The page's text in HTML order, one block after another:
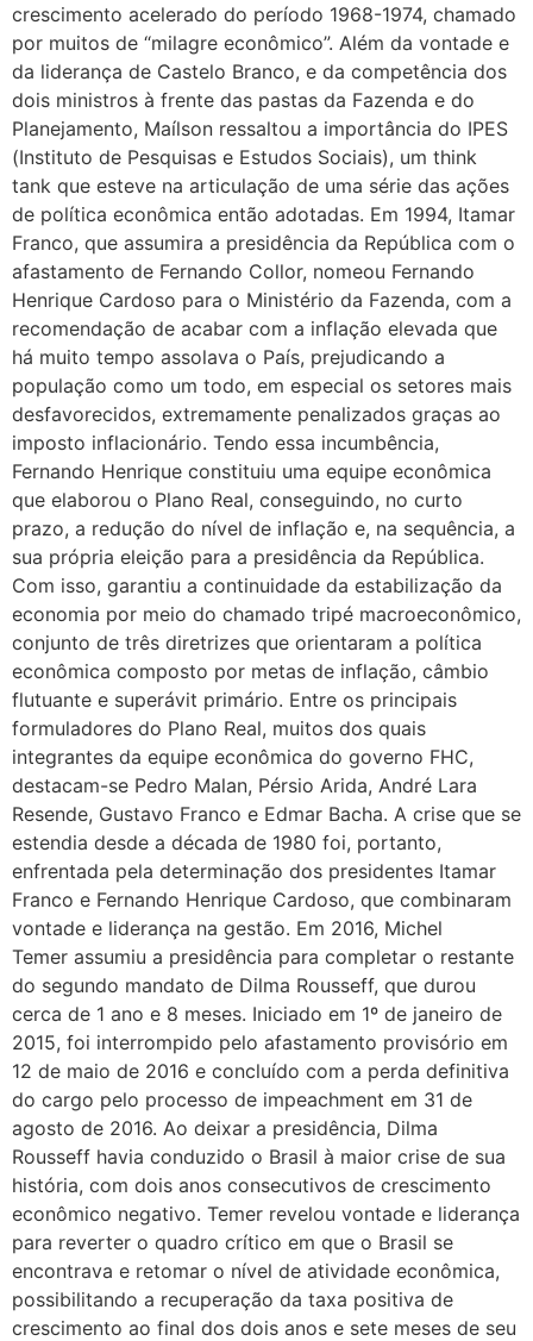
crescimento acelerado do período 1968-1974, chamado
por muitos de “milagre econômico”. Além da vontade e
da liderança de Castelo Branco, e da competência dos
dois ministros à frente das pastas da Fazenda e do
Planejamento, Maílson ressaltou a importância do IPES
(Instituto de Pesquisas e Estudos Sociais), um think
tank que esteve na articulação de uma série das ações
de política econômica então adotadas. Em 1994, Itamar
Franco, que assumira a presidência da República com o
afastamento de Fernando Collor, nomeou Fernando
Henrique Cardoso para o Ministério da Fazenda, com a
recomendação de acabar com a inflação elevada que
há muito tempo assolava o País, prejudicando a
população como um todo, em especial os setores mais
desfavorecidos, extremamente penalizados graças ao
imposto inflacionário. Tendo essa incumbência,
Fernando Henrique constituiu uma equipe econômica
que elaborou o Plano Real, conseguindo, no curto
prazo, a redução do nível de inflação e, na sequência, a
sua própria eleição para a presidência da República.
Com isso, garantiu a continuidade da estabilização da
economia por meio do chamado tripé macroeconômico,
conjunto de três diretrizes que orientaram a política
econômica composto por metas de inflação, câmbio
flutuante e superávit primário. Entre os principais
formuladores do Plano Real, muitos dos quais
integrantes da equipe econômica do governo FHC,
destacam-se Pedro Malan, Pérsio Arida, André Lara
Resende, Gustavo Franco e Edmar Bacha. A crise que se
estendia desde a década de 1980 foi, portanto,
enfrentada pela determinação dos presidentes Itamar
Franco e Fernando Henrique Cardoso, que combinaram
vontade e liderança na gestão. Em 2016, Michel
Temer assumiu a presidência para completar o restante
do segundo mandato de Dilma Rousseff, que durou
cerca de 1 ano e 8 meses. Iniciado em 1º de janeiro de
2015, foi interrompido pelo afastamento provisório em
12 de maio de 2016 e concluído com a perda definitiva
do cargo pelo processo de impeachment em 31 de
agosto de 2016. Ao deixar a presidência, Dilma
Rousseff havia conduzido o Brasil à maior crise de sua
história, com dois anos consecutivos de crescimento
econômico negativo. Temer revelou vontade e liderança
para reverter o quadro crítico em que o Brasil se
encontrava e retomar o nível de atividade econômica,
possibilitando a recuperação da taxa positiva de
crescimento ao final dos dois anos e sete meses de seu